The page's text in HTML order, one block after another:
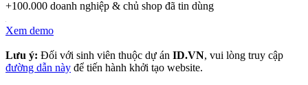
+100.000 doanh nghiệp & chủ shop đã tin dùng
Xem demo
Lưu ý: Đối với sinh viên thuộc dự án ID.VN, vui lòng truy cập
đường dẫn này để tiến hành khởi tạo website.